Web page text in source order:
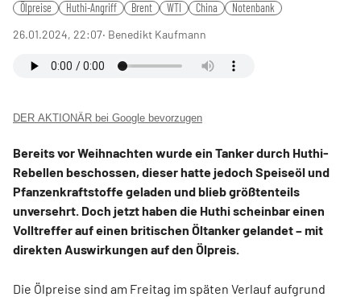
Ölpreise Huthi-Angriff Brent WTI China
Notenbank
26.01.2024, 22:07‧ Benedikt Kaufmann
DER AKTIONÄR bei Google bevorzugen
Bereits vor Weihnachten wurde ein Tanker durch Huthi-
Rebellen beschossen, dieser hatte jedoch Speiseöl und
Pfanzenkraftstoffe geladen und blieb größtenteils
unversehrt. Doch jetzt haben die Huthi scheinbar einen
Volltreffer auf einen britischen Öltanker gelandet – mit
direkten Auswirkungen auf den Ölpreis.
Die Ölpreise sind am Freitag im späten Verlauf aufgrund